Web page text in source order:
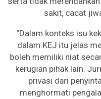
sakit, cacat
“Dalam konteks isu
dalam KEJ itu jelas
boleh memiliki niat
kerugian pihak lain.
privasi dari
menghormati